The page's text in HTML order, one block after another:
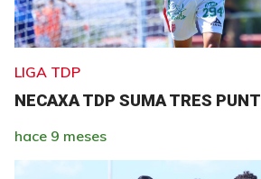
LIGA TDP
NECAXA TDP SUMA TRES
hace 9 meses